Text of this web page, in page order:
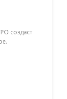
цена
создаст